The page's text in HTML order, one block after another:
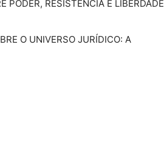
PODER, RESISTÊNCIA E LIBERDADE
O UNIVERSO JURÍDICO: A